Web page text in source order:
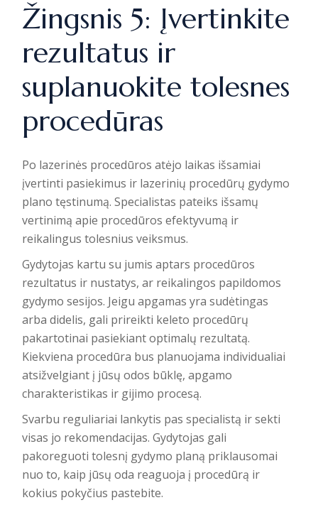
Žingsnis 5: Įvertinkite
rezultatus ir
suplanuokite tolesnes
procedūras
Po lazerinės procedūros atėjo laikas išsamiai
įvertinti pasiekimus ir lazerinių procedūrų gydymo
plano tęstinumą. Specialistas pateiks išsamų
vertinimą apie procedūros efektyvumą ir
reikalingus tolesnius veiksmus.
Gydytojas kartu su jumis aptars procedūros
rezultatus ir nustatys, ar reikalingos papildomos
gydymo sesijos. Jeigu apgamas yra sudėtingas
arba didelis, gali prireikti keleto procedūrų
pakartotinai pasiekiant optimalų rezultatą.
Kiekviena procedūra bus planuojama individualiai
atsižvelgiant į jūsų odos būklę, apgamo
charakteristikas ir gijimo procesą.
Svarbu reguliariai lankytis pas specialistą ir sekti
visas jo rekomendacijas. Gydytojas gali
pakoreguoti tolesnį gydymo planą priklausomai
nuo to, kaip jūsų oda reaguoja į procedūrą ir
kokius pokyčius pastebite.